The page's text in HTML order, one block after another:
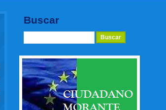
Buscar